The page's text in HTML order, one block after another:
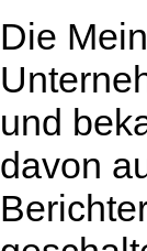
Die
und
davon